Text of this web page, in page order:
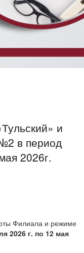
и
в период
2026г.
Филиала и режиме
2026 г. по 12 мая